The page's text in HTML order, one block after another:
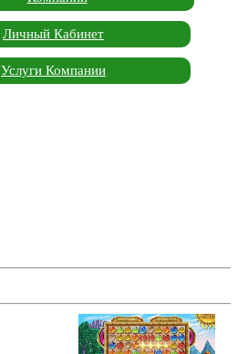
Личный Кабинет
Услуги Компании